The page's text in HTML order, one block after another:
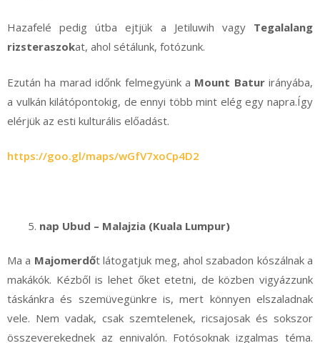
Hazafelé pedig útba ejtjük a Jetiluwih vagy Tegalalang
rizsteraszokat, ahol sétálunk, fotózunk.
Ezután ha marad időnk felmegyünk a Mount Baturirányába,
a vulkán kilátópontokig, de ennyi több mint elég egy napra.Így
elérjük az esti kulturális előadást.
https://goo.gl/maps/wGfV7xoCp4D2
nap Ubud – Malajzia (Kuala Lumpur)
Ma a Majomerdőt látogatjuk meg, ahol szabadon kószálnak a
makákók. Kézből is lehet őket etetni, de közben vigyázzunk
táskánkra és szemüvegünkre is, mert könnyen elszaladnak
vele. Nem vadak, csak szemtelenek, ricsajosak és sokszor
összeverekednek az ennivalón. Fotósoknak izgalmas téma.